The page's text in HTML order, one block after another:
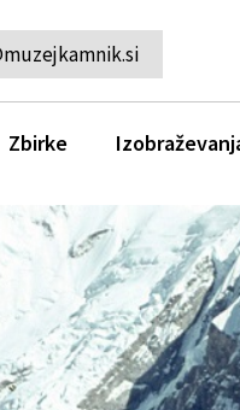
Zbirke